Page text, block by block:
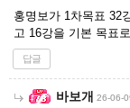
홍명보가 1차목표 32
고 16강을 기본 목표
답글
바보개 26-06-